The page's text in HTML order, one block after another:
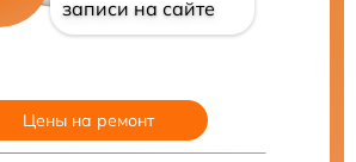
записи на сайте
Цены на ремонт